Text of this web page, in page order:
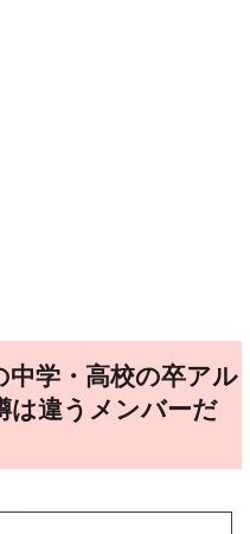
学・高校の卒アル
は違うメンバーだ